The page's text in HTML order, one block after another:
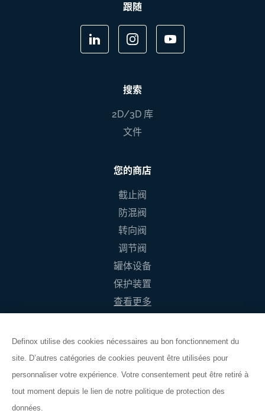
跟随
搜索
2D/3D 库
文件
您的商店
截止阀
防混阀
转向阀
调节阀
罐体设备
保护装置
查看更多
Definox utilise des cookies nécessaires au bon fonctionnement du
site. D’autres catégories de cookies peuvent être utilisées pour
personnaliser votre expérience. Votre consentement peut être retiré à
tout moment depuis le lien de notre politique de protection des
données.